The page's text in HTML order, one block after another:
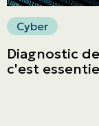
Cyber
Diagnostic
c'est